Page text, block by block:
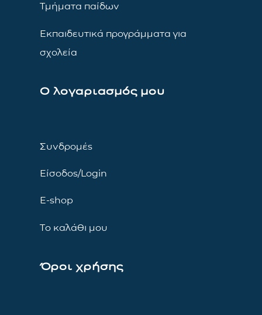
Τμήματα παίδων
Εκπαιδευτικά προγράμματα για
σχολεία
Ο λογαριασμός μου
Συνδρομές
Είσοδος/Login
E-shop
Το καλάθι μου
Όροι χρήσης